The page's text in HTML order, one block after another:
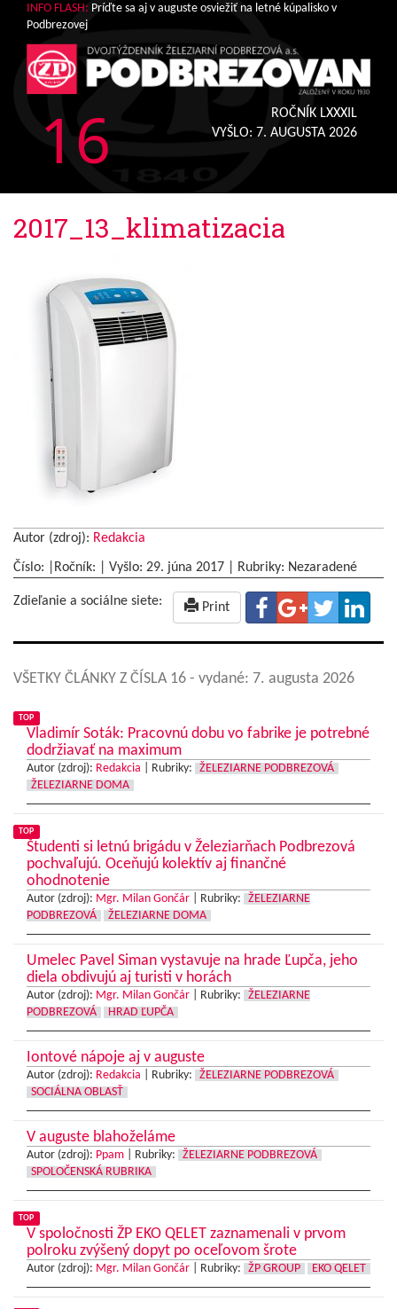
INFO FLASH: Príďte sa aj v auguste osviežiť na letné kúpalisko v
Podbrezovej
16
ROČNÍK LXXXIL
VYŠLO: 7. AUGUSTA 2026
2017_13_klimatizacia
Autor (zdroj): Redakcia
Číslo: |Ročník: | Vyšlo: 29. júna 2017 Rubriky: Nezaradené
Zdieľanie a sociálne siete: Print
VŠETKY ČLÁNKY Z ČÍSLA 16 - vydané: 7. augusta 2026
TOP
Vladimír Soták: Pracovnú dobu vo fabrike je potrebné
dodržiavať na maximum
Autor (zdroj): Redakcia Rubriky:
ŽELEZIARNE PODBREZOVÁ
ŽELEZIARNE DOMA
TOP
Študenti si letnú brigádu v Železiarňach Podbrezová
pochvaľujú. Oceňujú kolektív aj finančné
ohodnotenie
Autor (zdroj): Mgr. Milan Gončár Rubriky:
ŽELEZIARNE
PODBREZOVÁ
ŽELEZIARNE DOMA
Umelec Pavel Siman vystavuje na hrade Ľupča, jeho
diela obdivujú aj turisti v horách
Autor (zdroj): Mgr. Milan Gončár Rubriky:
ŽELEZIARNE
PODBREZOVÁ
HRAD ĽUPČA
Iontové nápoje aj v auguste
Autor (zdroj): Redakcia Rubriky:
ŽELEZIARNE PODBREZOVÁ
SOCIÁLNA OBLASŤ
V auguste blahoželáme
Autor (zdroj): Ppam Rubriky:
ŽELEZIARNE PODBREZOVÁ
SPOLOČENSKÁ RUBRIKA
TOP
V spoločnosti ŽP EKO QELET zaznamenali v prvom
polroku zvýšený dopyt po oceľovom šrote
Autor (zdroj): Mgr. Milan Gončár Rubriky: ŽP GROUP EKO QELET